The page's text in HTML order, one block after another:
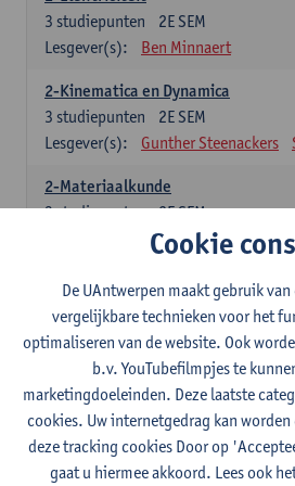
2E SEM
3 studiepunten
Lesgever(s):
Ben Minnaert
2-Kinematica en Dynamica
2E SEM
3 studiepunten
Lesgever(s):
Gunther Steenackers
2-Materiaalkunde
2E SEM
3studiepunten
Linda Beenaerts
2-Wiskunde
2E SEM
studiepunten
Lesgever(s):
Rudi Penne Jeffrey
Stijn Dierckx
Senne Ignoul
Specifiek deel
15 studiepunten
Cookie
De UAntwerpen maakt gebruik
vergelijkbare technieken voor het
optimaliseren van de website. Ook
b.v. YouTubefilmpjes te
marketingdoeleinden. Deze laatste
cookies. Uw internetgedrag kan
deze tracking cookies Door op
gaat u hiermee akkoord. Lees ook